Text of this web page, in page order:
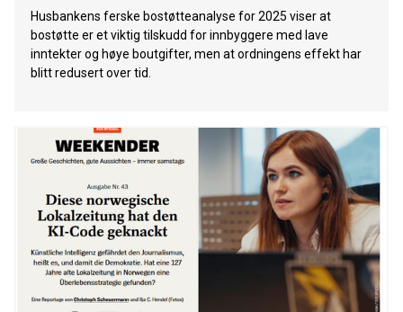
Husbankens ferske bostøtteanalyse for 2025 viser at
bostøtte er et viktig tilskudd for innbyggere med lave
inntekter og høye boutgifter, men at ordningens effekt har
blitt redusert over tid.